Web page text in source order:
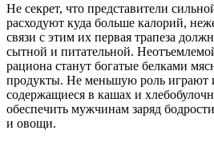
Не секрет, что представители
расходуют куда больше калорий,
связи с этим их первая трапеза
сытной и питательной.
рациона станут богатые белками
продукты. Не меньшую роль играют
содержащиеся в кашах и
обеспечить мужчинам заряд
и овощи.